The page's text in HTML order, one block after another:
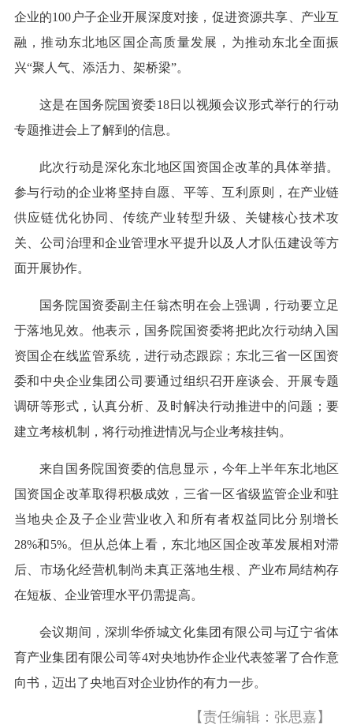
企业的100户子企业开展深度对接，促进资源共享、产业互
融，推动东北地区国企高质量发展，为推动东北全面振
兴“聚人气、添活力、架桥梁”。
这是在国务院国资委18日以视频会议形式举行的行动
专题推进会上了解到的信息。
此次行动是深化东北地区国资国企改革的具体举措。
参与行动的企业将坚持自愿、平等、互利原则，在产业链
供应链优化协同、传统产业转型升级、关键核心技术攻
关、公司治理和企业管理水平提升以及人才队伍建设等方
面开展协作。
国务院国资委副主任翁杰明在会上强调，行动要立足
于落地见效。他表示，国务院国资委将把此次行动纳入国
资国企在线监管系统，进行动态跟踪；东北三省一区国资
委和中央企业集团公司要通过组织召开座谈会、开展专题
调研等形式，认真分析、及时解决行动推进中的问题；要
建立考核机制，将行动推进情况与企业考核挂钩。
来自国务院国资委的信息显示，今年上半年东北地区
国资国企改革取得积极成效，三省一区省级监管企业和驻
当地央企及子企业营业收入和所有者权益同比分别增长
28%和5%。但从总体上看，东北地区国企改革发展相对滞
后、市场化经营机制尚未真正落地生根、产业布局结构存
在短板、企业管理水平仍需提高。
会议期间，深圳华侨城文化集团有限公司与辽宁省体
育产业集团有限公司等4对央地协作企业代表签署了合作意
向书，迈出了央地百对企业协作的有力一步。
【责任编辑：张思嘉】